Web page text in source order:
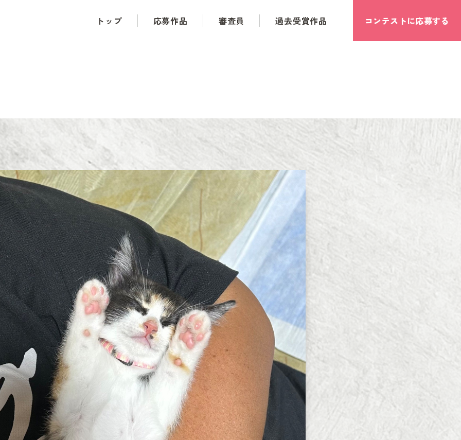
トップ 応募作品 審査員 過去受賞作品 コンテストに応募する